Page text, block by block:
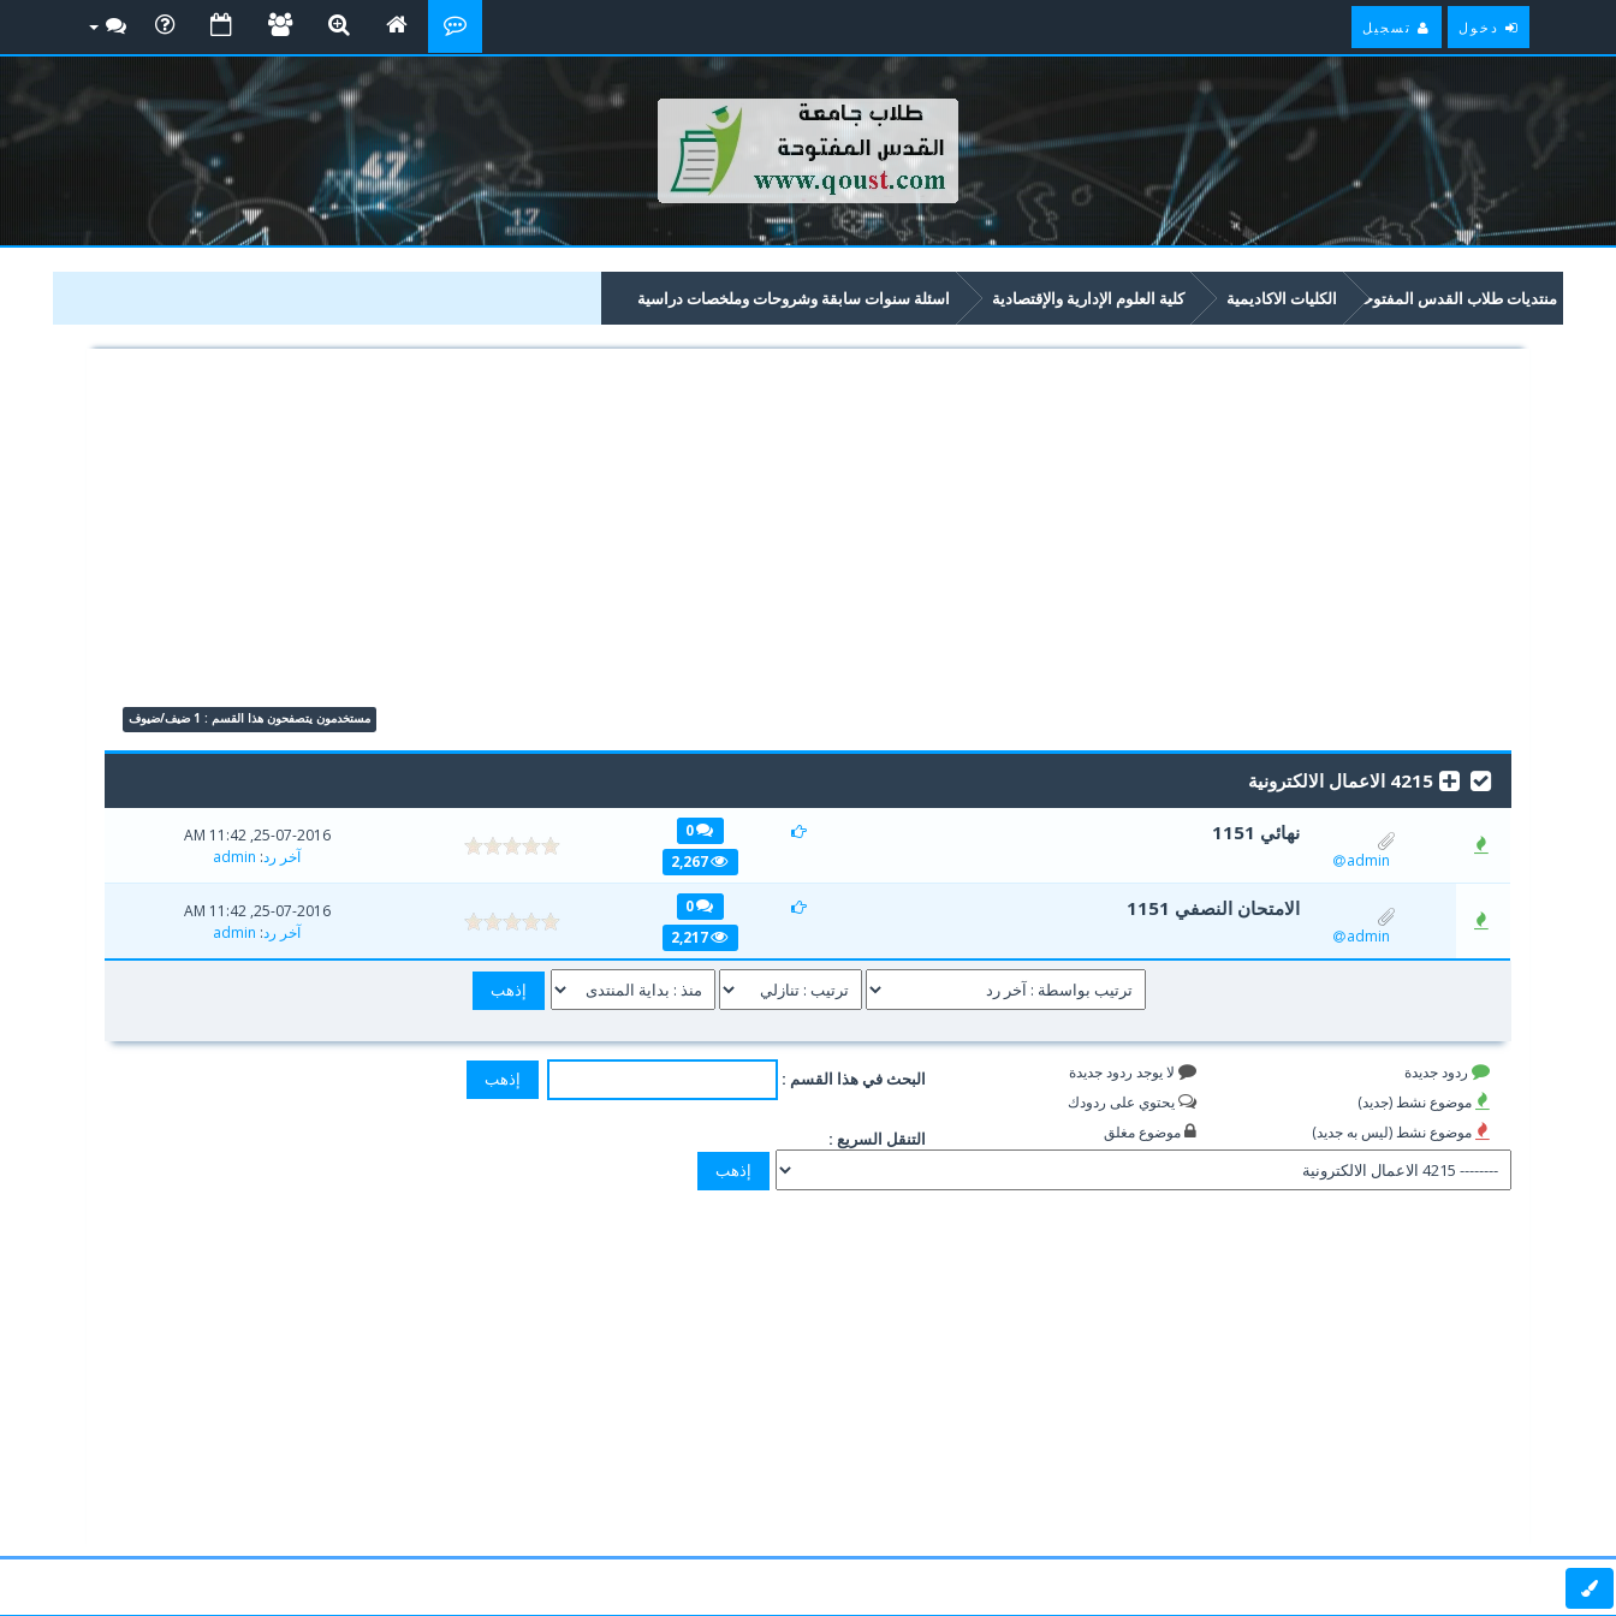
دخول تسجيل
منتديات طلاب القدس المفتوحة الكليات الاكاديمية كلية العلوم الإدارية والإقتصادية اسئلة سنوات سابقة وشروحات وملخصات دراسية
امتحانات سابقة وملخصات لمواد مستوى سنة ثانية في برنامج العلوم الادارية والاقتصادية تبدأ برقم 42xx 4215 الاعمال الالكترونية
مستخدمون يتصفحون هذا القسم : 1 ضيف/ضيوف
4215 الاعمال الالكترونية
نهائي 1151
admin
0
2,267
25-07-2016, 11:42 AM
آخر رد:
admin
الامتحان النصفي 1151
admin
0
2,217
0 أصوات - 0 من معدل 5 أصوات
25-07-2016, 11:42 AM
آخر رد:
admin
ردود جديدة
موضوع نشط (جديد)
موضوع نشط (ليس به جديد)
لا يوجد ردود جديدة
يحتوي على ردودك
موضوع مغلق
البحث في هذا القسم :
التنقل السريع :